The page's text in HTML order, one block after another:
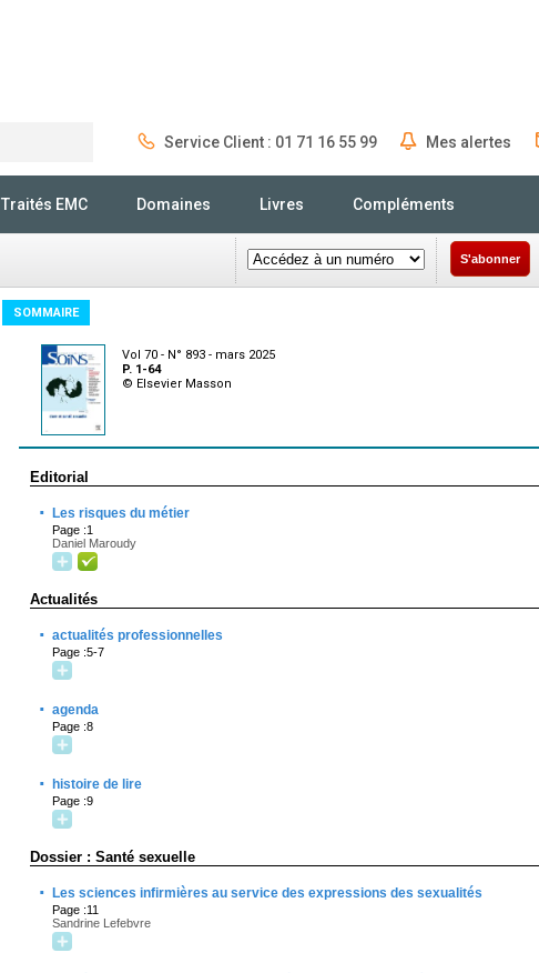
Service Client : 01 71 16 55 99 Mes alertes
Traités EMC Domaines Livres Compléments
S'abonner
SOMMAIRE
Vol 70 - N° 893 - mars 2025
P. 1-64
© Elsevier Masson
Editorial
· Les risques du métier
Page :1
Daniel Maroudy
Actualités
· actualités professionnelles
Page :5-7
· agenda
Page :8
· histoire de lire
Page :9
Dossier : Santé sexuelle
· Les sciences infirmières au service des expressions des sexualités
Page :11
Sandrine Lefebvre